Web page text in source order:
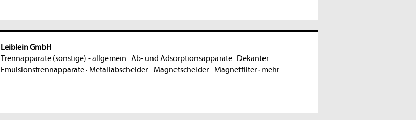
Leiblein GmbH
Trennapparate (sonstige) - allgemein ·Ab- und Adsorptionsapparate· Dekanter·
Emulsionstrennapparate· Metallabscheider - Magnetscheider - Magnetfilter· mehr...